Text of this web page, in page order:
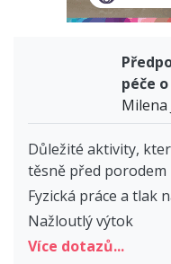
péče
Milena
Důležité aktivity,
těsně před porodem
Fyzická práce a tlak
Nažloutlý výtok
Více dotazů...